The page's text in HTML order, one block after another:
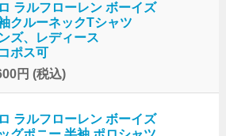
ラルフローレン ボーイズ
クルーネックTシャツ
ズ、レディース
ポス可
円 (税込)
ラルフローレン ボーイズ